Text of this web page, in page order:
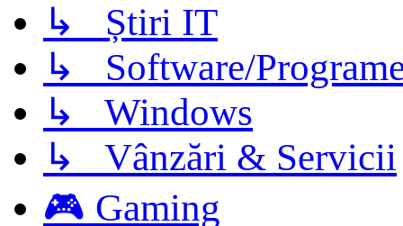
↳ Știri IT
↳ Software/
↳ Windows
↳ Vânzări & Servicii
🎮 Gaming